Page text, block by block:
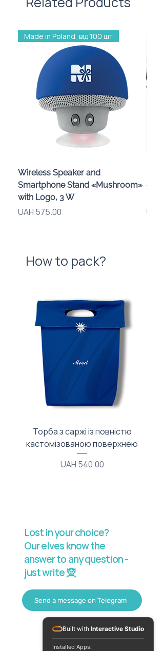
Made in Poland, від 100 шт
Wireless Speaker and
Smartphone Stand «Mushroom»
with Logo, 3 W
Price
UAH 575.00 Price
UAH
How to pack?
Торба з саржі із повністю
кастомізованою поверхнею
Price
UAH 540.00
Lost in your choice?
Our elves know the
answer to any question -
just write 🧝
Send a message on Telegram
Built with Interactive Studio
Installed Apps: